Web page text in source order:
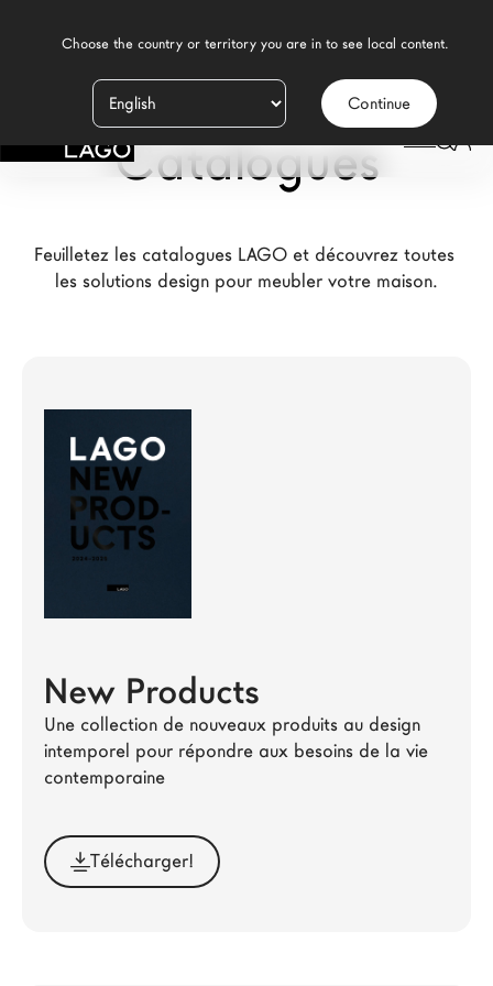
Continue
Produits
Inspiration
Contract
Nouveaux Produits MDW26
Promotions
La Brand
Architectes
LAGO Homes
Press
Contacts
Language
Catalogues
Feuilletez les catalogues LAGO et découvrez toutes
les solutions design pour meubler votre maison.
New Products
Une collection de nouveaux produits au design
intemporel pour répondre aux besoins de la vie
contemporaine
Télécharger!